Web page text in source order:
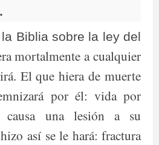
Biblia sobre la ley del
mortalmente a cualquier
El que hiera de muerte
por él: vida por
una lesión a su
así se le hará: fractura